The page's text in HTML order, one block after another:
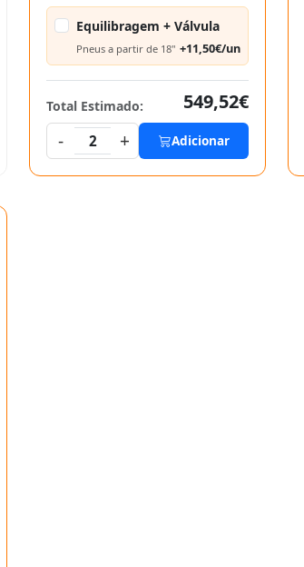
Equilibragem + Válvula
Pneus a partir de 18" +11,50€/un
Total Estimado:
549,52€
-
2 + Adicionar